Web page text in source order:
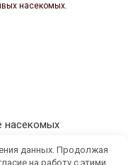
насекомых.
насекомых
данных. Продолжая
на работу с этими